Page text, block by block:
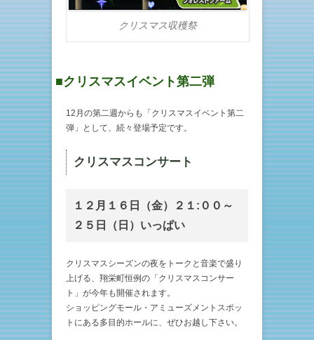
クリスマス収穫祭
■クリスマスイベント第二弾
12月の第二週からも「クリスマスイベント第二
弾」として、続々登場予定です。
クリスマスコンサート
１２月１６日（金）２１:００～
２５日（日）いっぱい
クリスマスシーズンの夜をトークと音楽で盛り
上げる、翔栄町恒例の「クリスマスコンサー
ト」が今年も開催されます。
ショッピングモール・アミューズメントスポッ
トにある多目的ホールに、ぜひお越し下さい。